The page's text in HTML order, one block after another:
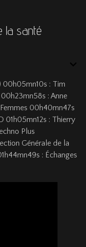
la santé
00h05mn10s : Tim
00h23mn58s : Anne
00h40mn47s
01h05mn12s : Thierry
Plus
Générale de la
: Échanges